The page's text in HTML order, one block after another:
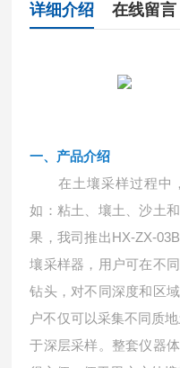
详细介绍 在线留言
一、 产品介绍
在土壤采样过程中
如：粘土、壤土、沙土
果，我司推出HX-ZX-
壤采样器，用户可在不
钻头，对不同深度和区
户不仅可以采集不同质
于深层采样。整套仪器